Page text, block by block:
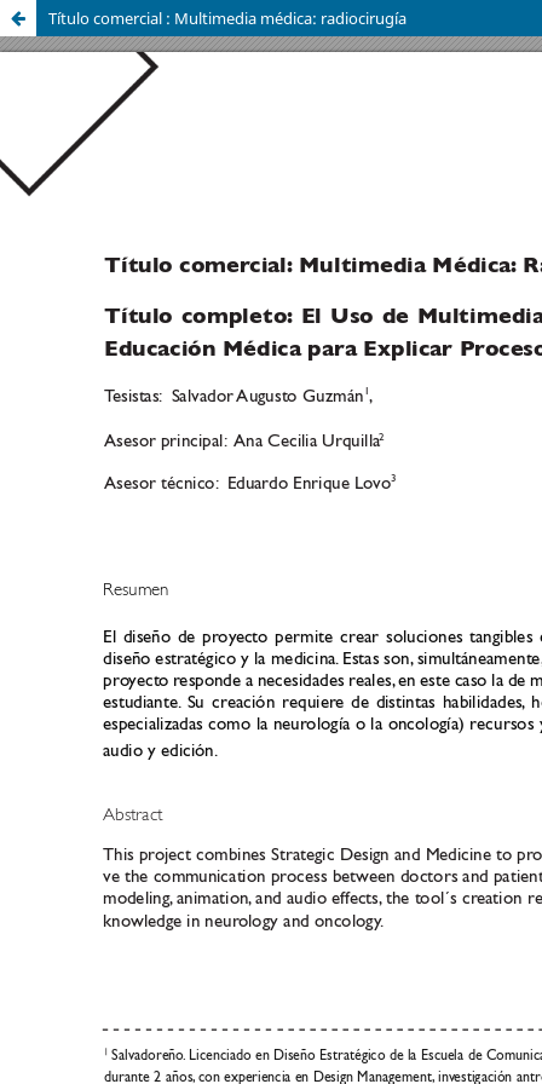
Título comercial : Multimedia médica: radiocirugía